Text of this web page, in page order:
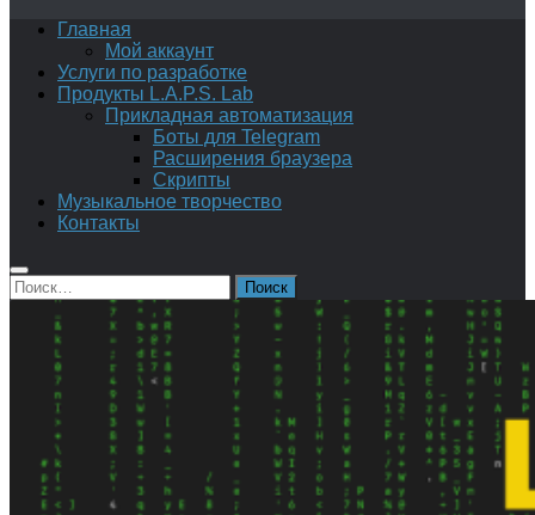
Главная
Мой аккаунт
Услуги по разработке
Продукты L.A.P.S. Lab
Прикладная автоматизация
Боты для Telegram
Расширения браузера
Скрипты
Музыкальное творчество
Контакты
Найти: